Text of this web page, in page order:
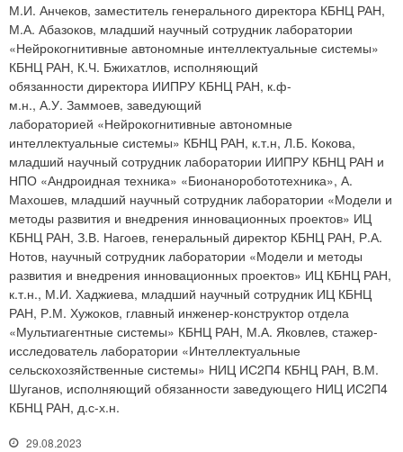
М.И. Анчеков, заместитель генерального директора КБНЦ РАН,
М.А. Абазоков, младший научный сотрудник лаборатории
«Нейрокогнитивные автономные интеллектуальные системы»
КБНЦ РАН, К.Ч. Бжихатлов, исполняющий
обязанности директора ИИПРУ КБНЦ РАН, к.ф-
м.н., А.У. Заммоев, заведующий
лабораторией «Нейрокогнитивные автономные
интеллектуальные системы» КБНЦ РАН, к.т.н, Л.Б. Кокова,
младший научный сотрудник лаборатории ИИПРУ КБНЦ РАН и
НПО «Андроидная техника» «Бионаноробототехника», А.
Махошев, младший научный сотрудник лаборатории «Модели и
методы развития и внедрения инновационных проектов» ИЦ
КБНЦ РАН, З.В. Нагоев, генеральный директор КБНЦ РАН, Р.А.
Нотов, научный сотрудник лаборатории «Модели и методы
развития и внедрения инновационных проектов» ИЦ КБНЦ РАН,
к.т.н., М.И. Хаджиева, младший научный сотрудник ИЦ КБНЦ
РАН, Р.М. Хужоков, главный инженер-конструктор отдела
«Мультиагентные системы» КБНЦ РАН, М.А. Яковлев, стажер-
исследователь лаборатории «Интеллектуальные
сельскохозяйственные системы» НИЦ ИС2П4 КБНЦ РАН, В.М.
Шуганов, исполняющий обязанности заведующего НИЦ ИС2П4
КБНЦ РАН, д.с-х.н.
29.08.2023